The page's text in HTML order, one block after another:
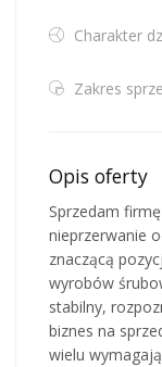
Charakter
Zakres
Opis oferty
Sprzedam
nieprzerwanie
znaczącą
wyrobów
stabilny,
biznes na
wielu